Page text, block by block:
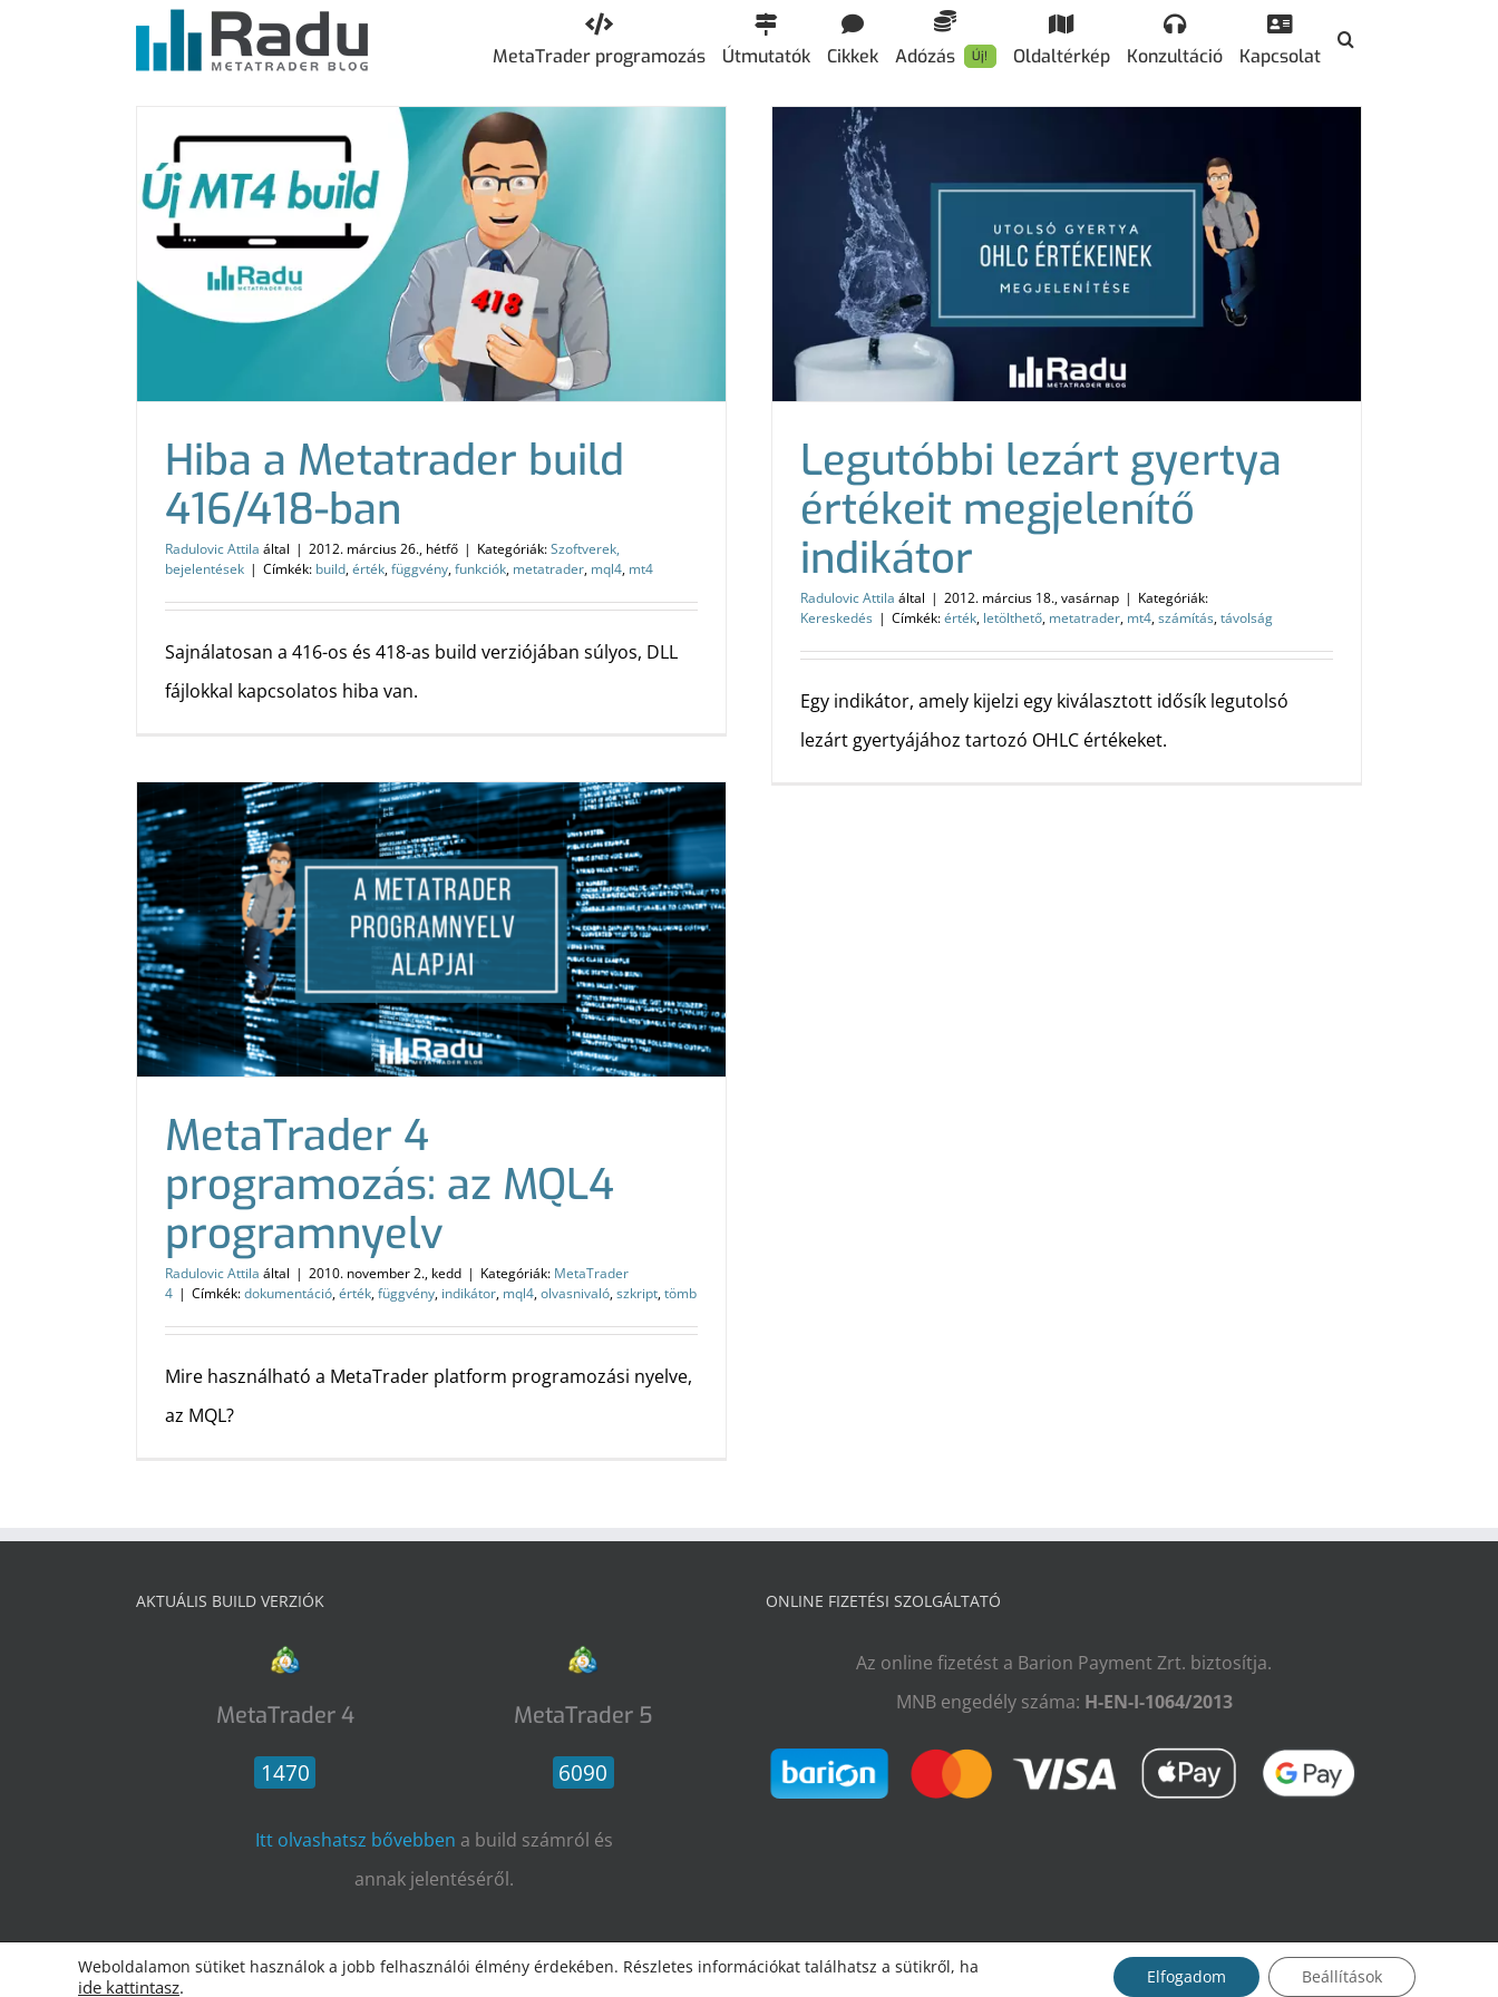
MetaTrader programozás Útmutatók Cikkek Adózás Új! Oldaltérkép Konzultáció Kapcsolat
Hiba a Metatrader build
416/418-ban
Radulovic Attila által | 2012. március 26., hétfő | Kategóriák:Szoftverek,
bejelentések | Címkék: build,érték,függvény,funkciók, metatrader, mql4, mt4
Sajnálatosan a 416-os és 418-as build verziójában súlyos, DLL
fájlokkal kapcsolatos hiba van.
Legutóbbi lezárt gyertya
értékeit megjelenítő
indikátor
Radulovic Attila által | 2012. március 18., vasárnap | Kategóriák:
Kereskedés | Címkék:érték, letölthető, metatrader, mt4,számítás,távolság
Egy indikátor, amely kijelzi egy kiválasztott idősík legutolsó
lezárt gyertyájához tartozó OHLC értékeket.
MetaTrader 4
programozás: az MQL4
programnyelv
Radulovic Attila által | 2010. november 2., kedd | Kategóriák: MetaTrader
4 | Címkék:dokumentáció,érték,függvény, indikátor, mql4,olvasnivaló,szkript,tömb
Mire használható a MetaTrader platform programozási nyelve,
az MQL?
AKTUÁLIS BUILD VERZIÓK
MetaTrader 4
1470
MetaTrader 5
6090
Itt olvashatsz bővebben a build számról és
annak jelentéséről.
ONLINE FIZETÉSI SZOLGÁLTATÓ
Az online fizetést a Barion Payment Zrt. biztosítja.
MNB engedély száma: H-EN-I-1064/2013
Copyright 2009–2026 Radulovic Attila |Impresszum|ÁSZF és Adatvédelem| Minden jog fenntartva
Weboldalamon sütiket használok a jobb felhasználói élmény érdekében. Részletes információkat találhatsz a sütikről, ha
ide kattintasz. Elfogadom Beállítások